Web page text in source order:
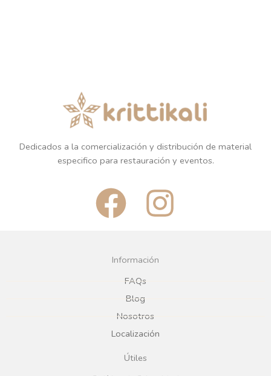
Dedicados a la comercialización y distribución de material
especifico para restauración y eventos.
F
a
c
e
b
o
I
n
g
Información
FAQs
Blog
Nosotros
Localización
Útiles